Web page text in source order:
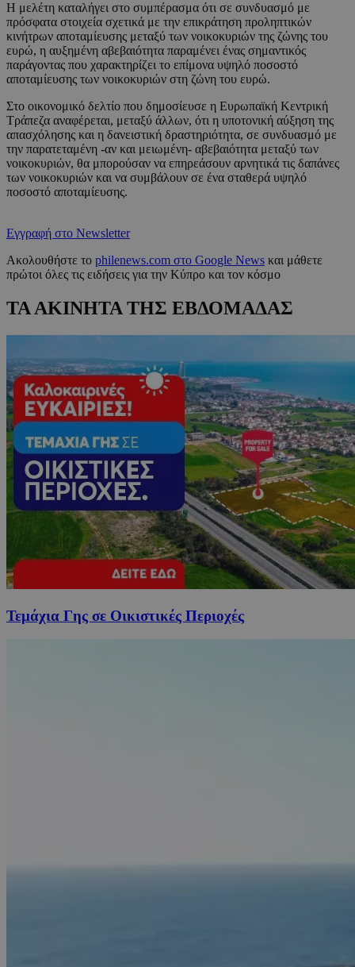
Η μελέτη καταλήγει στο συμπέρασμα ότι σε συνδυασμό με
πρόσφατα στοιχεία σχετικά με την επικράτηση προληπτικών
κινήτρων αποταμίευσης μεταξύ των νοικοκυριών της ζώνης του
ευρώ, η αυξημένη αβεβαιότητα παραμένει ένας σημαντικός
παράγοντας που χαρακτηρίζει το επίμονα υψηλό ποσοστό
αποταμίευσης των νοικοκυριών στη ζώνη του ευρώ.
Στο οικονομικό δελτίο που δημοσίευσε η Ευρωπαϊκή Κεντρική
Τράπεζα αναφέρεται, μεταξύ άλλων, ότι η υποτονική αύξηση της
απασχόλησης και η δανειστική δραστηριότητα, σε συνδυασμό με
την παρατεταμένη -αν και μειωμένη- αβεβαιότητα μεταξύ των
νοικοκυριών, θα μπορούσαν να επηρεάσουν αρνητικά τις δαπάνες
των νοικοκυριών και να συμβάλουν σε ένα σταθερά υψηλό
ποσοστό αποταμίευσης.
Εγγραφή στο Newsletter
Ακολουθήστε το philenews.com στο Google News και μάθετε
πρώτοι όλες τις ειδήσεις για την Κύπρο και τον κόσμο
ΤΑ ΑΚΙΝΗΤΑ ΤΗΣ ΕΒΔΟΜΑΔΑΣ
Τεμάχια Γης σε Οικιστικές Περιοχές